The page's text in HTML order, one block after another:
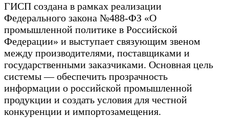
ГИСП создана в рамках реализации
Федерального закона №488-ФЗ «О
промышленной политике в Российской
Федерации» и выступает связующим звеном
между производителями, поставщиками и
государственными заказчиками. Основная цель
системы — обеспечить прозрачность
информации о российской промышленной
продукции и создать условия для честной
конкуренции и импортозамещения.